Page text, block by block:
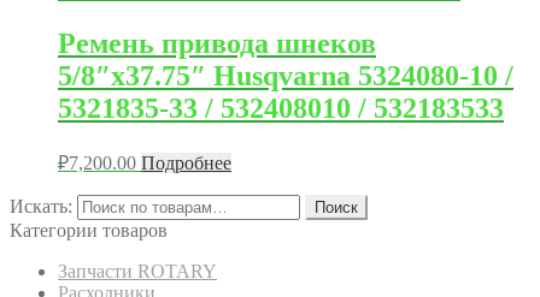
Ремень привода шнеков
5/8″x37.75″ Husqvarna 5324080-10 /
5321835-33 / 532408010 / 532183533
₽7,200.00 Подробнее
Искать: Поиск
Категории товаров
Запчасти ROTARY